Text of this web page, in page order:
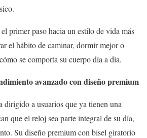
primer paso hacia un estilo de vida más
el hábito de caminar, dormir mejor o
se comporta su cuerpo día a día.
avanzado con diseño premium
a usuarios que ya tienen una
que el reloj sea parte integral de su día,
Su diseño premium con bisel giratorio